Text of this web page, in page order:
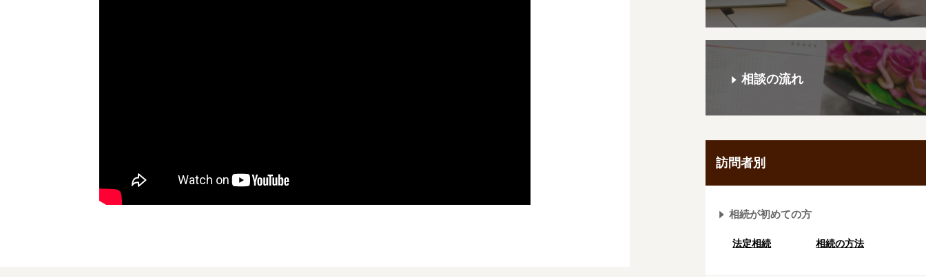
相談の流れ
訪問者別
相続が初めての方
法定相続 相続の方法